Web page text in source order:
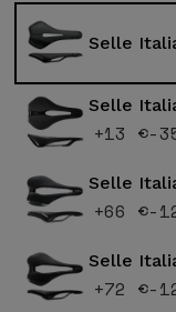
Selle
Selle
+13 €-
Selle
+66 €-
Selle
+72 €-